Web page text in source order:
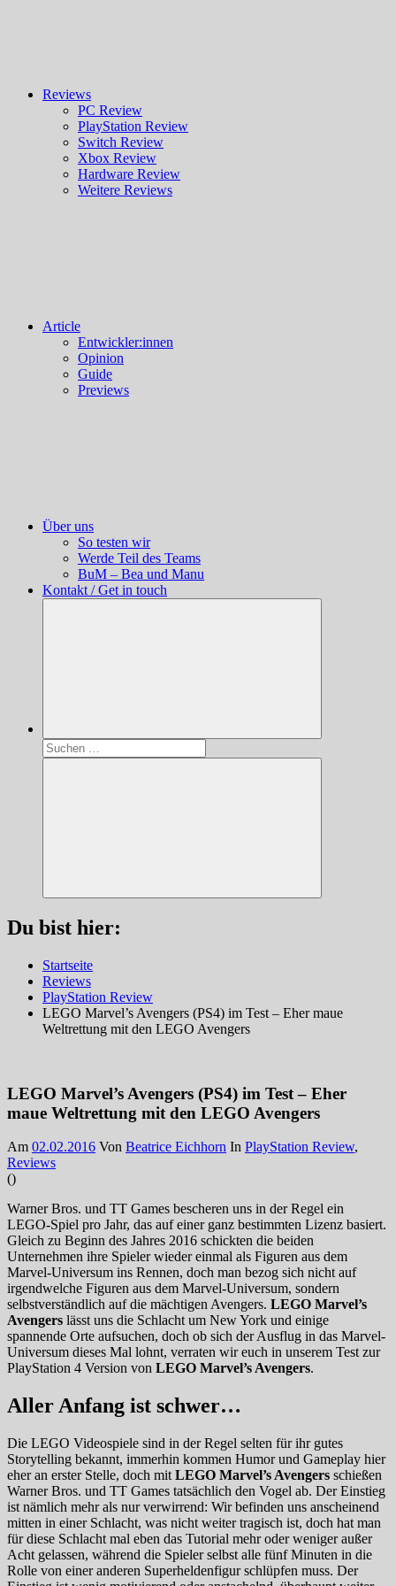
Reviews
PC Review
PlayStation Review
Switch Review
Xbox Review
Hardware Review
Weitere Reviews
Article
Entwickler:innen
Opinion
Guide
Previews
Über uns
So testen wir
Werde Teil des Teams
BuM – Bea und Manu
Kontakt / Get in touch
Suchen
nach:
Suchen
Du bist hier:
Startseite
Reviews
PlayStation Review
LEGO Marvel’s Avengers (PS4) im Test – Eher maue
Weltrettung mit den LEGO Avengers
LEGO Marvel’s Avengers (PS4) im Test – Eher
maue Weltrettung mit den LEGO Avengers
Am 02.02.2016 Von Beatrice Eichhorn In PlayStation Review,
Reviews
()
Warner Bros. und TT Games bescheren uns in der Regel ein
LEGO-Spiel pro Jahr, das auf einer ganz bestimmten Lizenz basiert.
Gleich zu Beginn des Jahres 2016 schickten die beiden
Unternehmen ihre Spieler wieder einmal als Figuren aus dem
Marvel-Universum ins Rennen, doch man bezog sich nicht auf
irgendwelche Figuren aus dem Marvel-Universum, sondern
selbstverständlich auf die mächtigen Avengers. LEGO Marvel’s
Avengers lässt uns die Schlacht um New York und einige
spannende Orte aufsuchen, doch ob sich der Ausflug in das Marvel-
Universum dieses Mal lohnt, verraten wir euch in unserem Test zur
PlayStation 4 Version von LEGO Marvel’s Avengers.
Aller Anfang ist schwer…
Die LEGO Videospiele sind in der Regel selten für ihr gutes
Storytelling bekannt, immerhin kommen Humor und Gameplay hier
eher an erster Stelle, doch mit LEGO Marvel’s Avengers schießen
Warner Bros. und TT Games tatsächlich den Vogel ab. Der Einstieg
ist nämlich mehr als nur verwirrend: Wir befinden uns anscheinend
mitten in einer Schlacht, was nicht weiter tragisch ist, doch hat man
für diese Schlacht mal eben das Tutorial mehr oder weniger außer
Acht gelassen, während die Spieler selbst alle fünf Minuten in die
Rolle von einer anderen Superheldenfigur schlüpfen muss. Der